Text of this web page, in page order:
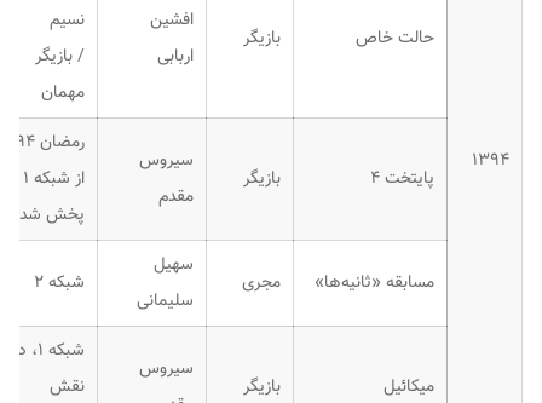
۱۳۹۴
حالت خاص بازیگر
افشین
اربابی
نسیم
/ بازیگر
مهمان
پایتخت ۴ بازیگر
سیروس
مقدم
رمضان ۹۴
از شبکه ۱
پخش شد.
مسابقه «ثانیه‌ها» مجری
سهیل
سلیمانی
شبکه ۲
میکائیل بازیگر
سیروس
شبکه ۱، در
نقش